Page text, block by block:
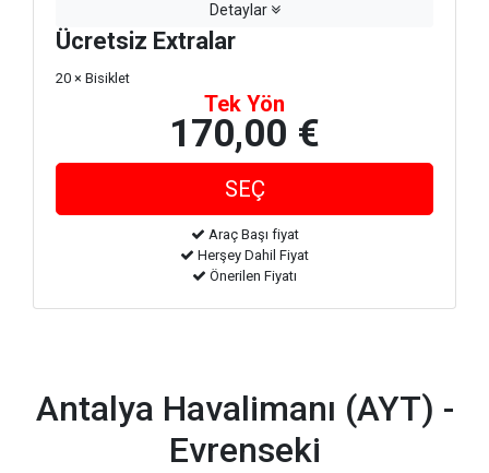
Detaylar
Ücretsiz Extralar
20 × Bisiklet
Tek Yön
170,00 €
Araç Başı fiyat
Herşey Dahil Fiyat
Önerilen Fiyatı
Antalya Havalimanı (AYT) -
Evrenseki